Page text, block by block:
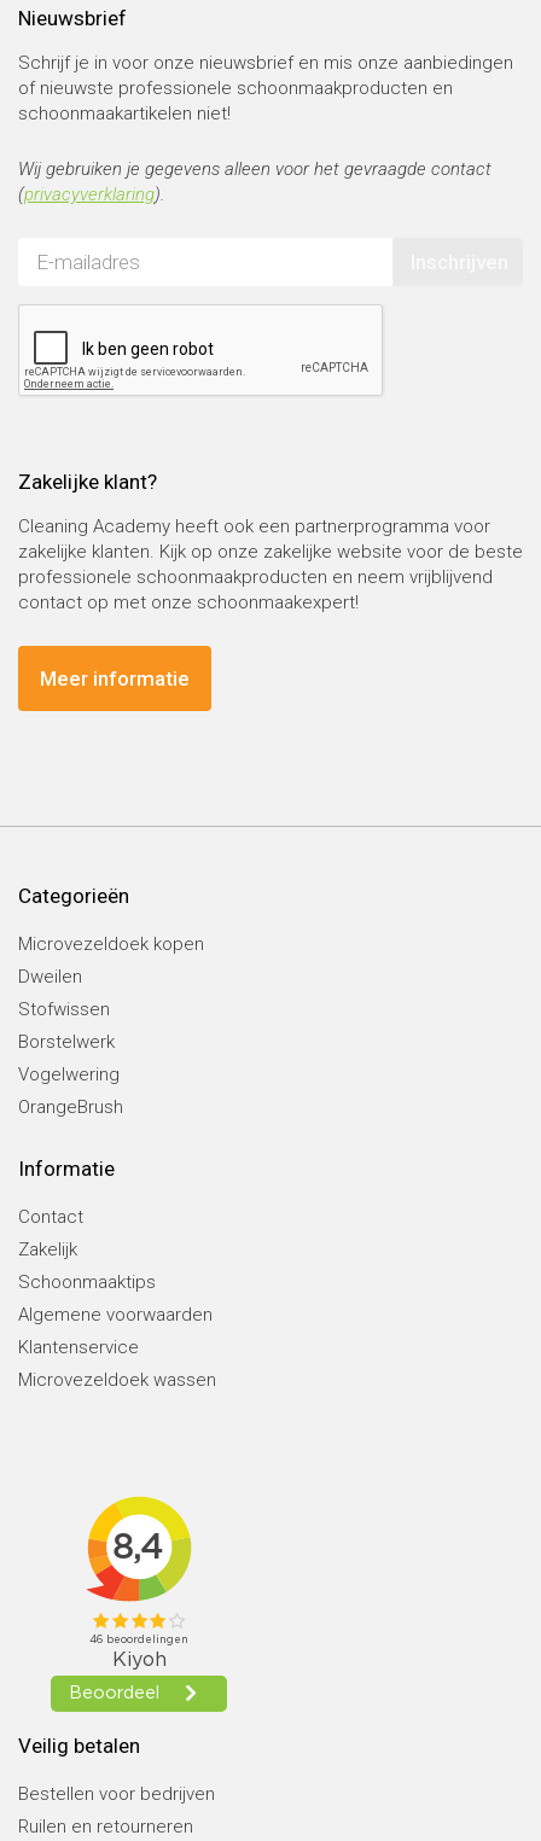
Nieuwsbrief
Schrijf je in voor onze nieuwsbrief en mis onze aanbiedingen
of nieuwste professionele schoonmaakproducten en
schoonmaakartikelen niet!
Wij gebruiken je gegevens alleen voor het gevraagde contact
(privacyverklaring).
Zakelijke klant?
Cleaning Academy heeft ook een partnerprogramma voor
zakelijke klanten. Kijk op onze zakelijke website voor de beste
professionele schoonmaakproducten en neem vrijblijvend
contact op met onze schoonmaakexpert!
Meer informatie
Categorieën
Microvezeldoek kopen
Dweilen
Stofwissen
Borstelwerk
Vogelwering
OrangeBrush
Informatie
Contact
Zakelijk
Schoonmaaktips
Algemene voorwaarden
Klantenservice
Microvezeldoek wassen
Veilig betalen
Bestellen voor bedrijven
Ruilen en retourneren